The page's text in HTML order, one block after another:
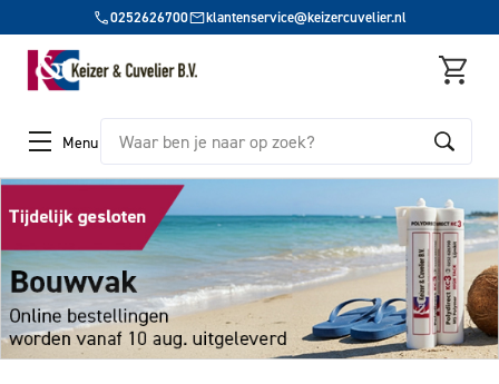
0252626700 klantenservice@keizercuvelier.nl
Menu Zoeken